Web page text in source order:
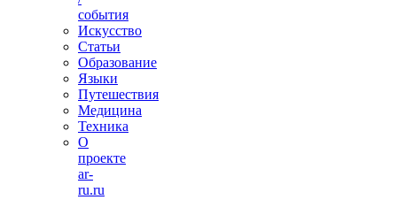
события
Искусство
Статьи
Образование
Языки
Путешествия
Медицина
Техника
О
проекте
ar-
ru.ru